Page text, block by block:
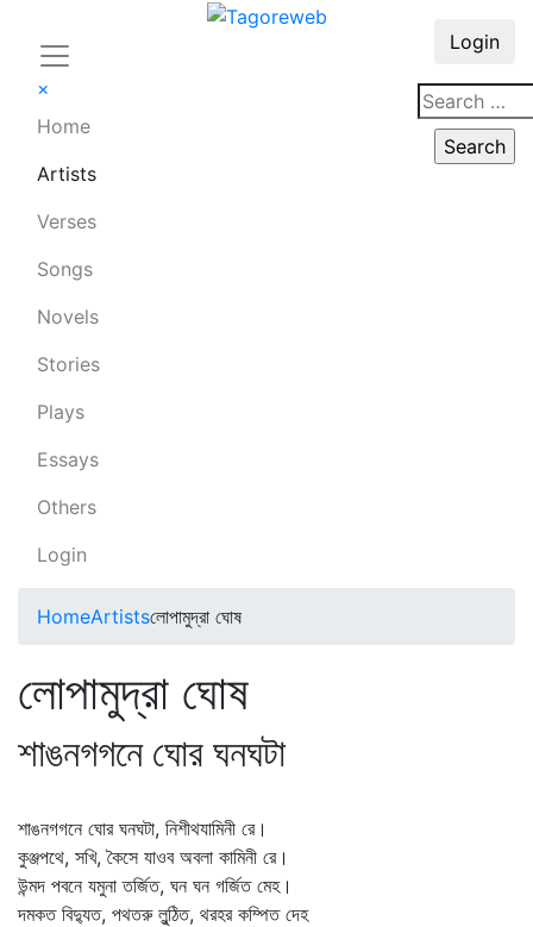
×
Home
Artists
Verses
Songs
Novels
Stories
Plays
Essays
Others
Login
Login
HomeArtistsলোপামুদ্রা ঘোষ
লোপামুদ্রা ঘোষ
শাঙনগগনে ঘোর ঘনঘটা
শাঙনগগনে ঘোর ঘনঘটা, নিশীথযামিনী রে।
কুঞ্জপথে, সখি, কৈসে যাওব অবলা কামিনী রে।
উন্মদ পবনে যমুনা তর্জিত, ঘন ঘন গর্জিত মেহ।
দমকত বিদ্যুত, পথতরু লুন্ঠিত, থরহর কম্পিত দেহ